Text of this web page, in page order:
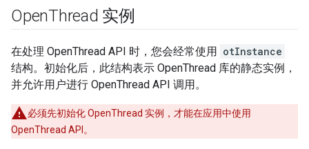
OpenThread 实例
在处理 OpenThread API 时，您会经常使用 otInstance
结构。初始化后，此结构表示 OpenThread 库的静态实例，
并允许用户进行 OpenThread API 调用。
必须先初始化 OpenThread 实例，才能在应用中使用
OpenThread API。